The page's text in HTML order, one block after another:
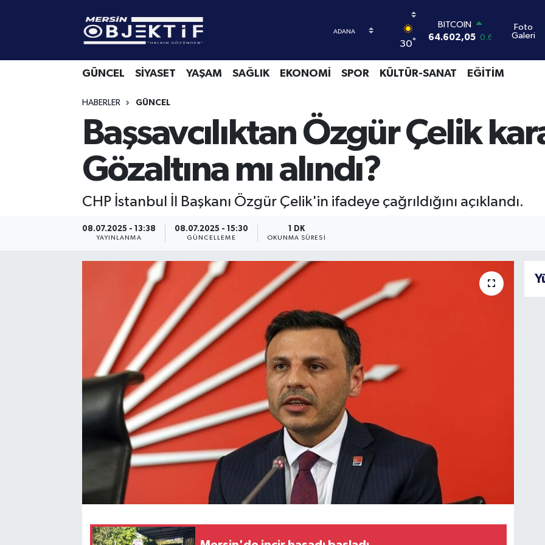
30°
64.602,05
0.69
DOLAR
55,0700 0.1
GRAM ALTIN
6513.94
0.32
BİST100
Foto
Galeri
GÜNCEL SİYASET YAŞAM SAĞLIK EKONOMİ SPOR KÜLTÜR-SANAT EĞİTİM
HABERLER GÜNCEL
Başsavcılıktan Özgür Çelik
Gözaltına mı alındı?
CHP İstanbul İl Başkanı Özgür Çelik'in ifadeye çağrıldığını açıklandı.
08.07.2025 - 13:38
YAYINLANMA
08.07.2025 - 15:30
GÜNCELLEME
1 DK
OKUNMA SÜRESI
EKONOMİ
KÜLTÜR-SANAT
Mersin Hava Durumu
Mersin Trafik Yoğunluk Haritası
Süper Lig Puan Durumu ve Fikstür
Tüm Manşetler
Son Dakika Haberleri
Haber Arşivi